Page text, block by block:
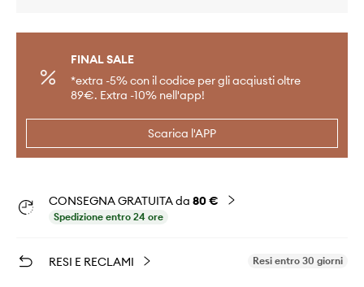
FINAL SALE
*extra -5% con il codice per gli acqiusti oltre
89€. Extra -10% nell'app!
Scarica l'APP
CONSEGNA GRATUITA da 80 €
Spedizione entro 24 ore
RESI E RECLAMI Resi entro 30 giorni